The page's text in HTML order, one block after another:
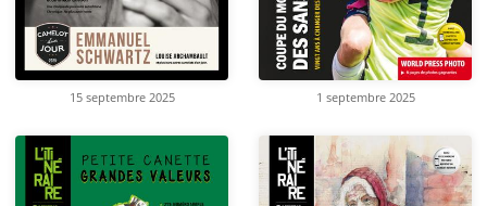
15 septembre 2025 1 septembre 2025